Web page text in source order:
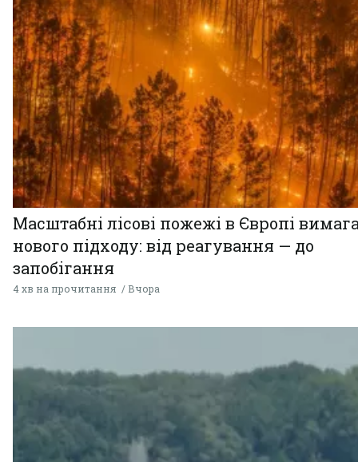
Масштабні лісові пожежі в Європі
нового підходу: від реагування — до
запобігання
4 хв на прочитання Вчора